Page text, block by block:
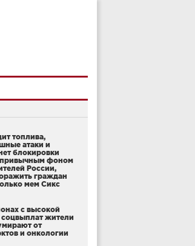
топлива,
атаки и
блокировки
привычным фоном
России,
граждан
мем Сикс
с высокой
жители
от
и онкологии